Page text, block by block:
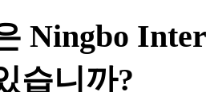
Ningbo
습니까?